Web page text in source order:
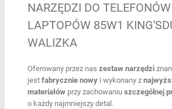
NARZĘDZI DO
LAPTOPÓW 85W1
WALIZKA
Oferowany przez nas zestaw narzędzi
jest fabrycznie nowyi wykonany z
materiałówprzy zachowaniu szczególnej
o każdy najmniejszy detal.